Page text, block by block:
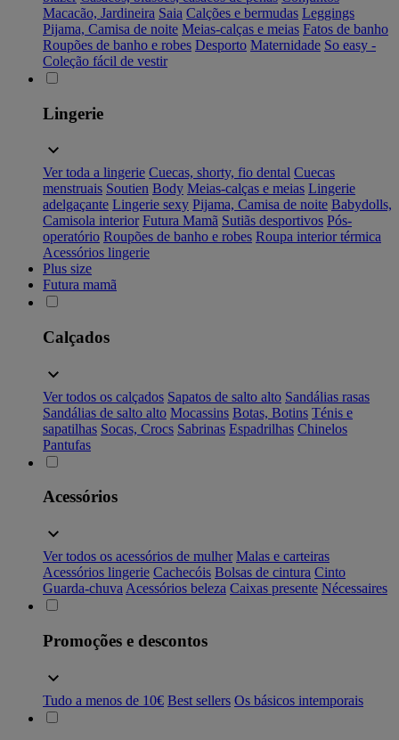
Macacão, Jardineira Saia Calções e bermudas Leggings
Pijama, Camisa de noite Meias-calças e meias Fatos de banho
Roupões de banho e robes Desporto Maternidade So easy -
Coleção fácil de vestir
Lingerie
Ver toda a lingerie Cuecas, shorty, fio dental Cuecas
menstruais Soutien Body Meias-calças e meias Lingerie
adelgaçante Lingerie sexy Pijama, Camisa de noite Babydolls,
Camisola interior Futura Mamã Sutiãs desportivos Pós-
operatório Roupões de banho e robes Roupa interior térmica
Acessórios lingerie
Plus size
Futura mamã
Calçados
Ver todos os calçados Sapatos de salto alto Sandálias rasas
Sandálias de salto alto Mocassins Botas, Botins Ténis e
sapatilhas Socas, Crocs Sabrinas Espadrilhas Chinelos
Pantufas
Acessórios
Ver todos os acessórios de mulher Malas e carteiras
Acessórios lingerie Cachecóis Bolsas de cintura Cinto
Guarda-chuva Acessórios beleza Caixas presente Nécessaires
Promoções e descontos
Tudo a menos de 10€ Best sellers Os básicos intemporais